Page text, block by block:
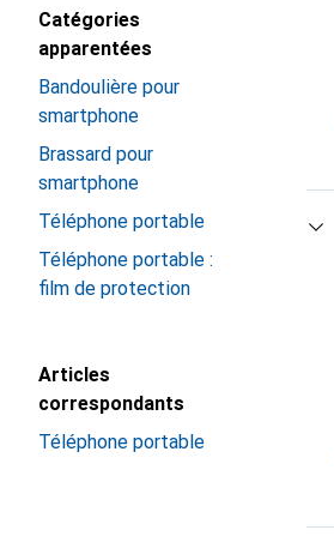
Catégories
apparentées
Bandoulière pour
smartphone
Brassard pour
smartphone
Téléphone portable
Téléphone portable :
film de protection
Articles
correspondants
Téléphone portable